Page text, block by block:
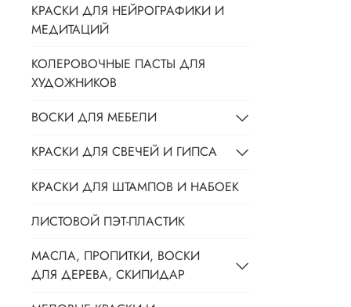
КРАСКИ ДЛЯ НЕЙРОГРАФИКИ И
МЕДИТАЦИЙ
КОЛЕРОВОЧНЫЕ ПАСТЫ ДЛЯ
ХУДОЖНИКОВ
ВОСКИ ДЛЯ МЕБЕЛИ
КРАСКИ ДЛЯ СВЕЧЕЙ И ГИПСА
КРАСКИ ДЛЯ ШТАМПОВ И НАБОЕК
ЛИСТОВОЙ ПЭТ-ПЛАСТИК
МАСЛА, ПРОПИТКИ, ВОСКИ
ДЛЯ ДЕРЕВА, СКИПИДАР